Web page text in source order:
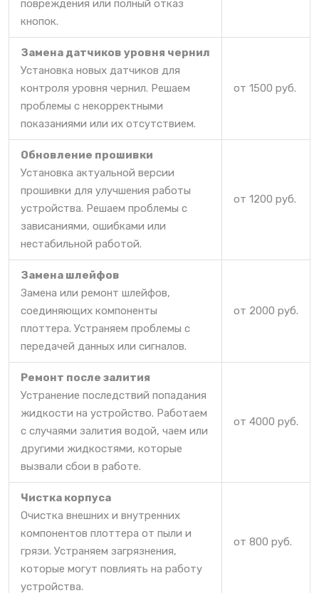
повреждения или полный отказ
кнопок.
Замена датчиков уровня чернил
Установка новых датчиков для
контроля уровня чернил. Решаем
проблемы с некорректными
показаниями или их отсутствием.
от 1500 руб.
Обновление прошивки
Установка актуальной версии
прошивки для улучшения работы
устройства. Решаем проблемы с
зависаниями, ошибками или
нестабильной работой.
от 1200 руб.
Замена шлейфов
Замена или ремонт шлейфов,
соединяющих компоненты
плоттера. Устраняем проблемы с
передачей данных или сигналов.
от 2000 руб.
Ремонт после залития
Устранение последствий попадания
жидкости на устройство. Работаем
с случаями залития водой, чаем или
другими жидкостями, которые
вызвали сбои в работе.
от 4000 руб.
Чистка корпуса
Очистка внешних и внутренних
компонентов плоттера от пыли и
грязи. Устраняем загрязнения,
которые могут повлиять на работу
устройства.
от 800 руб.